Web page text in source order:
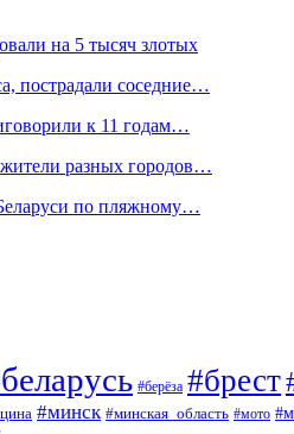
на 5 тысяч злотых
пострадали соседние…
к 11 годам…
разных городов…
по пляжному…
#берёза #брест
#минск #минская_область #мото